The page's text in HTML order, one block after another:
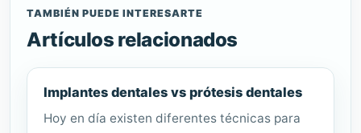
TAMBIÉN PUEDE INTERESARTE
Artículos relacionados
Implantes dentales vs prótesis dentales
Hoy en día existen diferentes técnicas para